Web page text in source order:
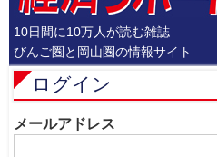
10日間に10万人が読む雑誌
びんご圏と岡山圏の情報サイト
ログイン
メールアドレス